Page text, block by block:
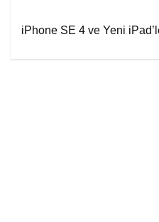
iPhone SE 4 ve Yeni